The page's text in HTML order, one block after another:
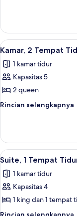
Queen
Kamar,
Tempat
Queen
Lihat
semua
foto
untuk
Kamar,
2
Queen
(High
Floor)
4
Kamar, 2 Tempat
1 kamar tidur
Kapasitas 5
2 queen
Rincian selengkapnya
Rincian
Kamar,
Tempat
Queen
(High
Lihat
semua
foto
untuk
Suite,
1
1
Suite, 1 Tempat
1 kamar tidur
Kapasitas 4
1 king dan 1 tempat
Rincian